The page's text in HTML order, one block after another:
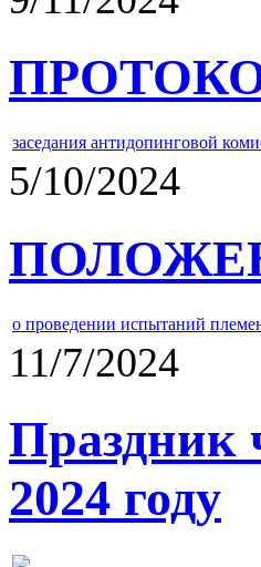
заседания антидопинговой
5/10/2024
о проведении испытаний
11/7/2024
Праздник
2024 году